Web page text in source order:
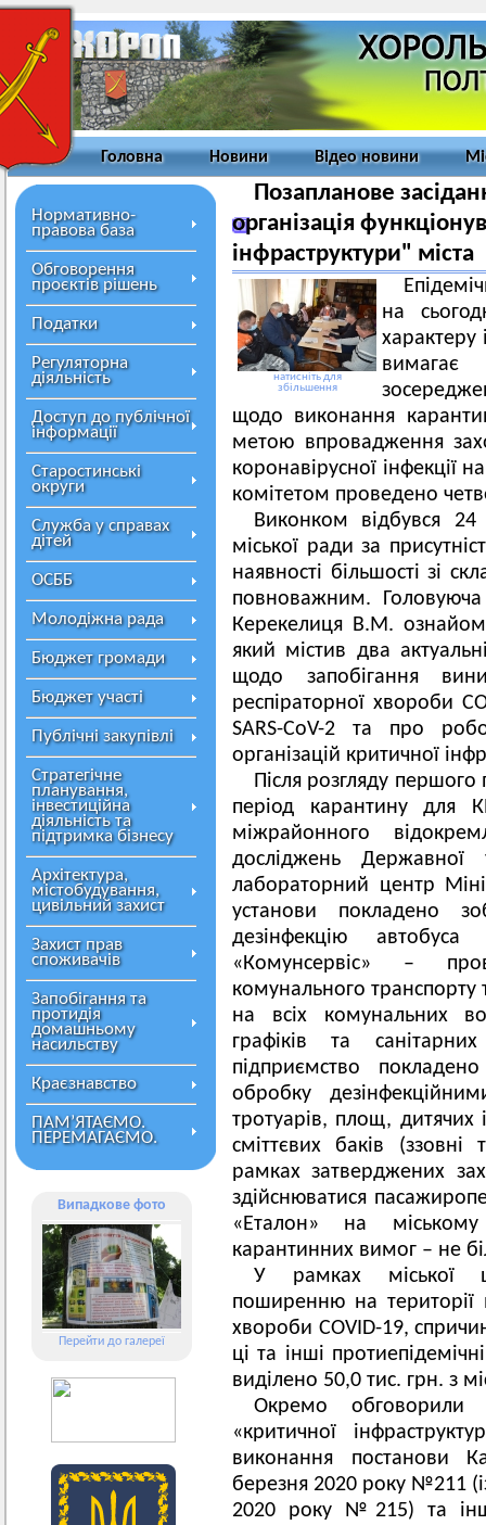
Головна Новини Відео новини
Нормативно-
правова база
Обговорення
проєктів рішень
Податки
Регуляторна
діяльність
Доступ до публічної
інформації
Старостинські
округи
Служба у справах
дітей
ОСББ
Молодіжна рада
Бюджет громади
Бюджет участі
Публічні закупівлі
Стратегічне
планування,
інвестиційна
діяльність та
підтримка бізнесу
Архітектура,
містобудування,
цивільний захист
Захист прав
споживачів
Запобігання та
протидія
домашньому
насильству
Краєзнавство
ПАМ’ЯТАЄМО.
ПЕРЕМАГАЄМО.
Випадкове фото
Перейти до галереї
Позапланове
організація
інфраструктури" міста
натисніть для
збільшення
на
характеру
вимагає
щодо виконання
метою впровадження
коронавірусної інфекції
комітетом проведено
Виконком відбувся
міської ради за
наявності більшості зі
повноважним. Головуюча
Керекелиця В.М.
який містив два
щодо запобігання
респіраторної хвороби
SARS-CoV-2 та про
організацій критичної
Після розгляду першого
період карантину для
міжрайонного
досліджень Державної
лабораторний центр
установи покладено
дезінфекцію
«Комунсервіс» –
комунального
на всіх комунальних
графіків та
підприємство
обробку
тротуарів, площ, дитячих
сміттєвих баків
рамках затверджених
здійснюватися
«Еталон» на
карантинних вимог – не
У рамках міської
поширенню на території
хвороби COVID-19,
ці та інші
виділено 50,0 тис. грн. з
Окремо обговорили
«критичної
виконання постанови
березня 2020 року №211
2020 року №215) та